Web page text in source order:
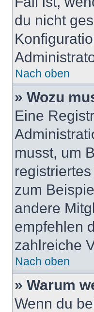
du nicht
Nach oben
» Wozu
Eine
musst, um
zum
andere
empfehlen
zahlreiche
Nach oben
» Warum
Wenn du